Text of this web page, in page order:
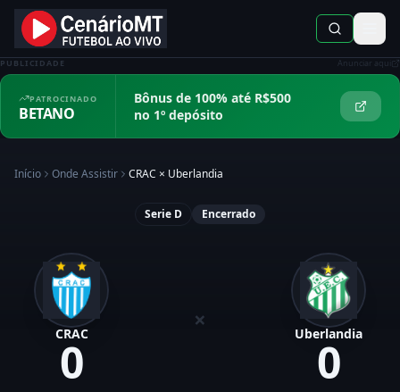
PUBLICIDADE Anunciar aqui
PATROCINADO
BETANO
Bônus de 100% até R$500
no 1º depósito
Início Onde Assistir CRAC × Uberlandia
Serie D Encerrado
CRAC
0
× Uberlandia
0